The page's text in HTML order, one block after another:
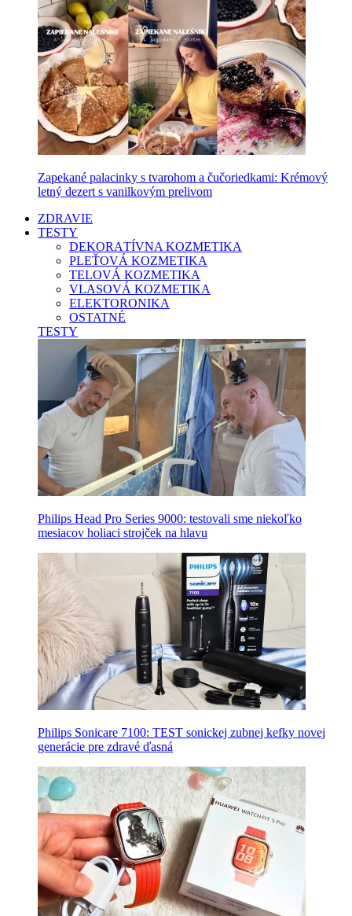
Zapekané palacinky s tvarohom a čučoriedkami: Krémový
letný dezert s vanilkovým prelivom
ZDRAVIE
TESTY
DEKORATÍVNA KOZMETIKA
PLEŤOVÁ KOZMETIKA
TELOVÁ KOZMETIKA
VLASOVÁ KOZMETIKA
ELEKTORONIKA
OSTATNÉ
TESTY
Philips Head Pro Series 9000: testovali sme niekoľko
mesiacov holiaci strojček na hlavu
Philips Sonicare 7100: TEST sonickej zubnej kefky novej
generácie pre zdravé ďasná